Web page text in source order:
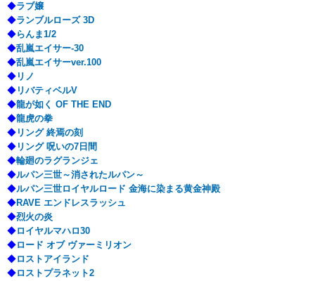
◆ラブ嬢
◆ランブルローズ 3D
◆らんま1/2
◆乱嵐エイサー-30
◆乱嵐エイサーver.100
◆ リノ
◆ リバティベルV
◆龍が如く OF THE END
◆龍虎の拳
◆ リング 終焉の刻
◆ リング 呪いの7日間
◆輪廻のラグランジェ
◆ルパン三世～消されたルパン～
◆ルパン三世ロイヤルロード 金海に染まる黄金神殿
◆RAVE エンドレスラッシュ
◆烈火の炎
◆ロイヤルマハロ30
◆ロード オブ ヴァーミリオン
◆ロストアイランド
◆ロストプラネット2